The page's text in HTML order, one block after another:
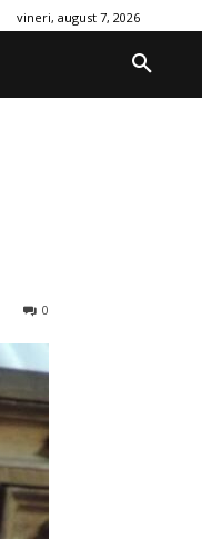
vineri, august 7, 2026
0